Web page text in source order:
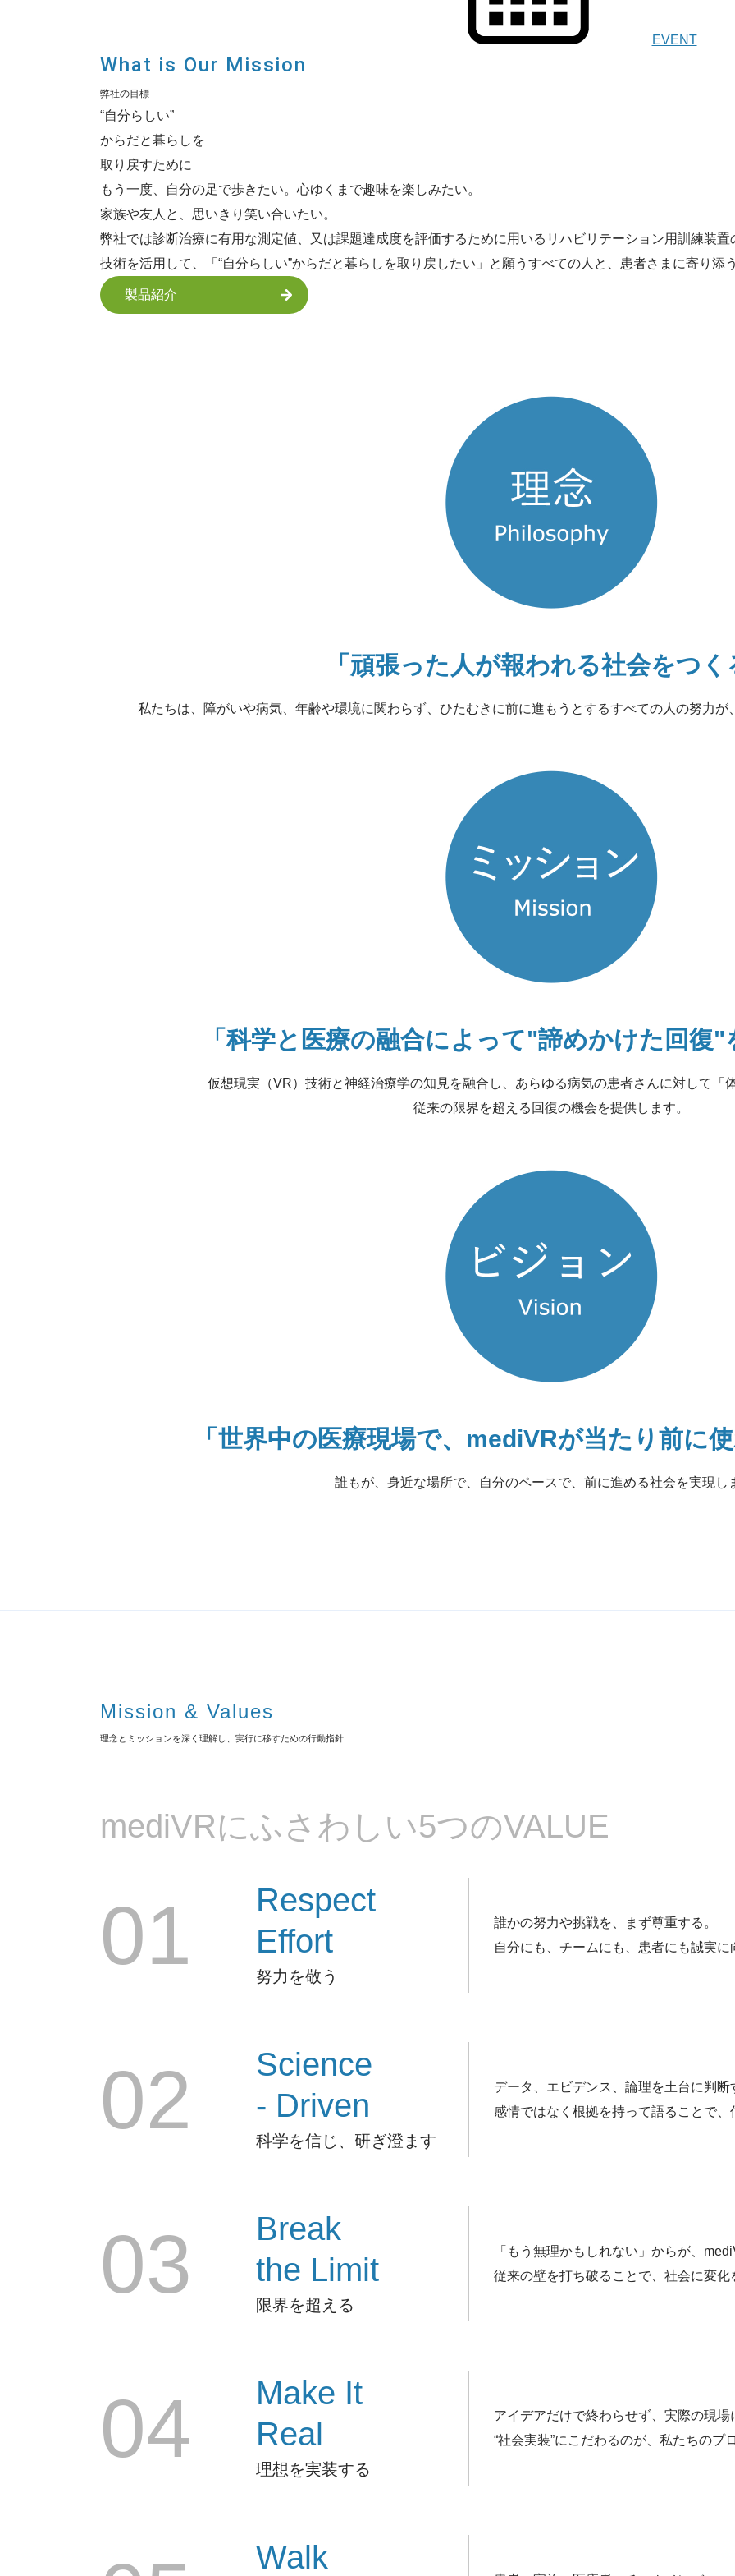
EVENT
What is Our Mission
弊社の目標
“自分らしい”
からだと暮らしを
取り戻すために
もう一度、自分の足で歩きたい。心ゆくまで趣味を楽しみたい。
家族や友人と、思いきり笑い合いたい。
弊社では診断治療に有用な測定値、又は課題達成度を評価するために用いるリハビリテーション用訓練装
技術を活用して、「“自分らしい”からだと暮らしを取り戻したい」と願うすべての人と、患者さまに寄り
製品紹介
「頑張った人が報われる社会をつく
私たちは、障がいや病気、年齢や環境に関わらず、 ひたむきに前に進もうとするすべての人の努力が
「科学と医療の融合によって"諦めかけた回復"
仮想現実（VR）技術と神経治療学の知見を融合し、 あらゆる病気の患者さんに対して 「
従来の限界を超える回復の機会を提供します。
「世界中の医療現場で、 mediVRが当たり前に
誰もが、身近な場所で、自分のペースで、 前に進める社会を実現し
Mission & Values
理念とミッションを深く理解し、実行に移すための行動指針
mediVRにふさわしい5つのVALUE
01
Respect
Effort
努力を敬う
誰かの努力や挑戦を、まず尊重する。
自分にも、チームにも、患者にも誠実
02
Science
- Driven
科学を信じ、研ぎ澄ます
データ、エビデンス、論理を土台に判断
感情ではなく根拠を持って語ることで、
03
Break
the Limit
限界を超える
「もう無理かもしれない」からが、
従来の壁を打ち破ることで、社会に変化
04
Make It
Real
理想を実装する
アイデアだけで終わらせず、実際の現
“社会実装”にこだわるのが、私たちのプ
Walk